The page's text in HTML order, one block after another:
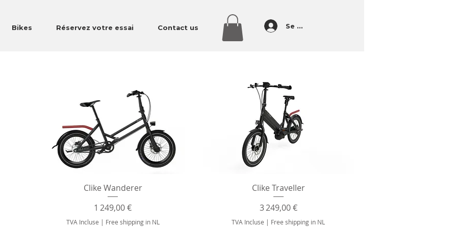
Bikes Réservez votre essai Contact us Se connecter
Aperçu rapide
Clike Wanderer
Prix
1 249,00 €
TVA Incluse | Free shipping in NL
Aperçu rapide
Clike Traveller
Prix
3 249,00 €
TVA Incluse | Free shipping in NL